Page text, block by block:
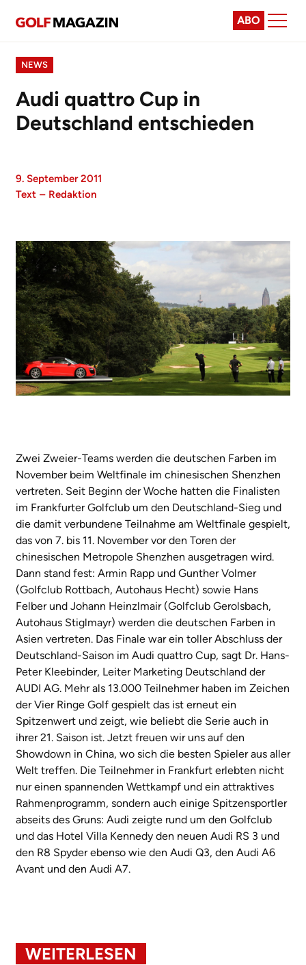
ABO
NEWS
Audi quattro Cup in
Deutschland entschieden
9. September 2011
Text – Redaktion
Zwei Zweier-Teams werden die deutschen Farben im
November beim Weltfinale im chinesischen Shenzhen
vertreten. Seit Beginn der Woche hatten die Finalisten
im Frankfurter Golfclub um den Deutschland-Sieg und
die damit verbundene Teilnahme am Weltfinale gespielt,
das von 7. bis 11. November vor den Toren der
chinesischen Metropole Shenzhen ausgetragen wird.
Dann stand fest: Armin Rapp und Gunther Volmer
(Golfclub Rottbach, Autohaus Hecht) sowie Hans
Felber und Johann Heinzlmair (Golfclub Gerolsbach,
Autohaus Stiglmayr) werden die deutschen Farben in
Asien vertreten. Das Finale war ein toller Abschluss der
Deutschland-Saison im Audi quattro Cup, sagt Dr. Hans-
Peter Kleebinder, Leiter Marketing Deutschland der
AUDI AG. Mehr als 13.000 Teilnehmer haben im Zeichen
der Vier Ringe Golf gespielt das ist erneut ein
Spitzenwert und zeigt, wie beliebt die Serie auch in
ihrer 21. Saison ist. Jetzt freuen wir uns auf den
Showdown in China, wo sich die besten Spieler aus aller
Welt treffen. Die Teilnehmer in Frankfurt erlebten nicht
nur einen spannenden Wettkampf und ein attraktives
Rahmenprogramm, sondern auch einige Spitzensportler
abseits des Gruns: Audi zeigte rund um den Golfclub
und das Hotel Villa Kennedy den neuen Audi RS 3 und
den R8 Spyder ebenso wie den Audi Q3, den Audi A6
Avant und den Audi A7.
WEITERLESEN